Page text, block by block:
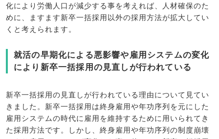
化により労働人口が減少する事を考えれば、人材確保のた
めに、ますます新卒一括採用以外の採用方法が拡大してい
くと考えられます。
就活の早期化による悪影響や雇用システムの変化
により新卒一括採用の見直しが行われている
新卒一括採用の見直しが行われている理由について見てい
きました。新卒一括採用は終身雇用や年功序列を元にした
雇用システムの時代に雇用を維持するために用いられてき
た採用方法です。しかし、終身雇用や年功序列の制度崩壊